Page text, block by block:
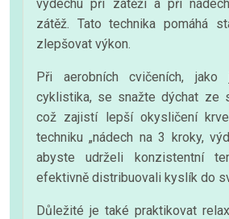
výdechu při zátěži a při
zátěž. Tato technika pomáhá
zlepšovat výkon.
Při aerobních cvičeních, jako
cyklistika, se snažte dýchat ze
což zajistí lepší okysličení
techniku „nádech na 3 kroky,
abyste udrželi konzistentní
efektivně distribuovali kyslík do
Důležité je také praktikovat